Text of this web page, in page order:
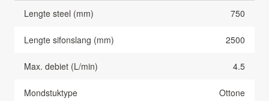
Lengte steel (mm) 750
Lengte sifonslang (mm) 2500
Max. debiet (L/min) 4.5
Mondstuktype Ottone